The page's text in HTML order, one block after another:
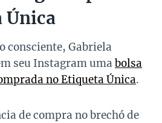
Única
consciente, Gabriela
seu Instagram uma bolsa
no Etiqueta Única.
de compra no brechó de